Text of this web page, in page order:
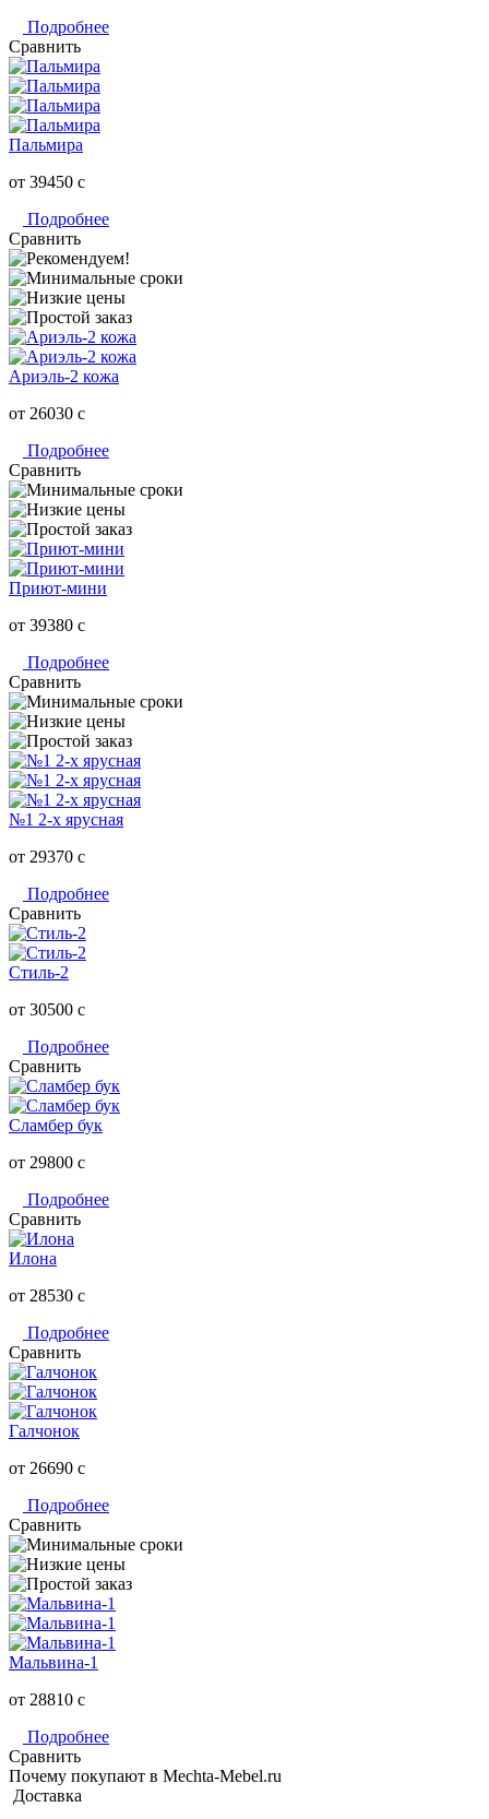
Подробнее
Сравнить
Пальмира
от 39450 c
Подробнее
Сравнить
Ариэль-2 кожа
от 26030 c
Подробнее
Сравнить
Приют-мини
от 39380 c
Подробнее
Сравнить
№1 2-х ярусная
от 29370 c
Подробнее
Сравнить
Стиль-2
от 30500 c
Подробнее
Сравнить
Сламбер бук
от 29800 c
Подробнее
Сравнить
Илона
от 28530 c
Подробнее
Сравнить
Галчонок
от 26690 c
Подробнее
Сравнить
Мальвина-1
от 28810 c
Подробнее
Сравнить
Почему покупают в Mechta-Mebel.ru
Доставка